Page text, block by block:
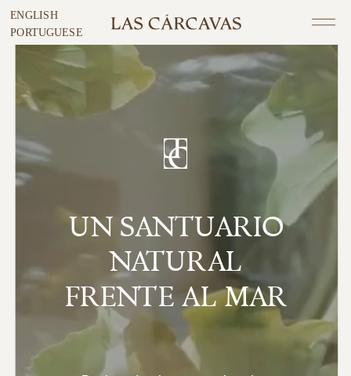
ENGLISH
PORTUGUESE
UN SANTUARIO
NATURAL
FRENTE AL MAR